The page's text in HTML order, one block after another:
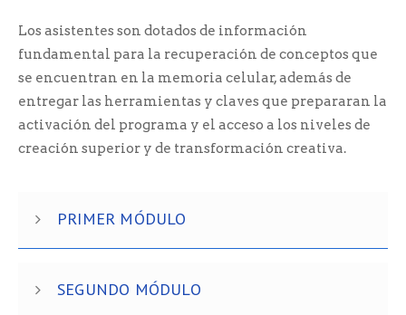
Los asistentes son dotados de información
fundamental para la recuperación de conceptos que
se encuentran en la memoria celular, además de
entregar las herramientas y claves que prepararan la
activación del programa y el acceso a los niveles de
creación superior y de transformación creativa.
PRIMER MÓDULO
SEGUNDO MÓDULO